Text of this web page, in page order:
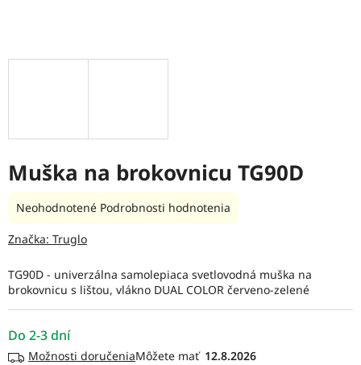
Muška na brokovnicu TG90D
Do 2-3 dní
12.8.2026
Možnosti doručenia
TG90D - univerzálna samolepiaca svetlovodná muška na
brokovnicu s lištou, vlákno DUAL COLOR červeno-zelené
Priemerné
produktu
0,0
z
5
hviezdičiek.
Neohodnotené Podrobnosti hodnotenia
Značka: Truglo